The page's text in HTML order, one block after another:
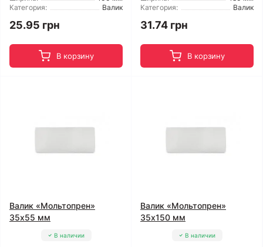
Категория:
Валик
25.95 грн
В корзину
Категория:
Валик
31.74 грн
В корзину
Валик «Мольтопрен»
35x55 мм
В наличии
Валик «Мольтопрен»
35x150 мм
В наличии